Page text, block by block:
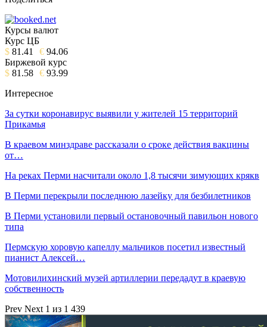
Курсы валют
Курс ЦБ
$ 81.41 € 94.06
Биржевой курс
$ 81.58 € 93.99
Интересное
За сутки коронавирус выявили у жителей 15 территорий
Прикамья
В краевом минздраве рассказали о сроке действия вакцины
от…
На реках Перми насчитали около 1,8 тысячи зимующих крякв
В Перми перекрыли последнюю лазейку для безбилетников
В Перми установили первый остановочный павильон нового
типа
Пермскую хоровую капеллу мальчиков посетил известный
пианист Алексей…
Мотовилихинский музей артиллерии передадут в краевую
собственность
Prev Next 1 из 1 439